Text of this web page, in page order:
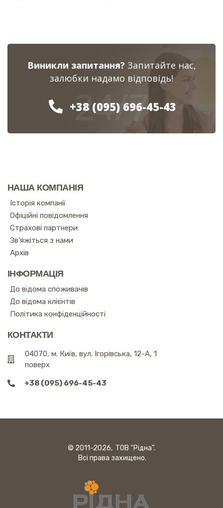
Виникли запитання? Запитайте нас,
залюбки надамо відповідь!
+38 (095) 696-45-43
24/7
НАША КОМПАНІЯ
Історія компанії
Офіційні повідомлення
Страхові партнери
Зв'яжіться з нами
Архів
ІНФОРМАЦІЯ
До відома споживачів
До відома клієнтів
Політика конфіденційності
КОНТАКТИ
04070, м. Київ, вул. Ігорівська, 12-А, 1
поверх
+38 (095) 696-45-43
© 2011-2026, ТОВ “Рідна”.
Всі права захищено.